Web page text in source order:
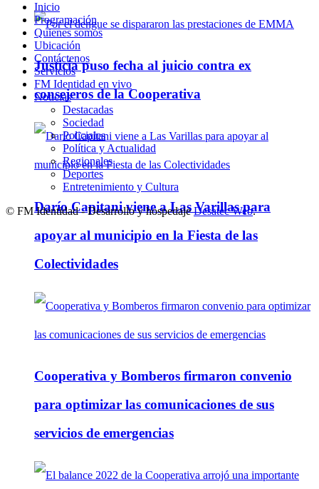
Justicia puso fecha al juicio contra ex
consejeros de la Cooperativa
Darío Capitani viene a Las Varillas para
apoyar al municipio en la Fiesta de las
Colectividades
Cooperativa y Bomberos firmaron convenio
para optimizar las comunicaciones de sus
servicios de emergencias
Inicio
Programación
Quienes somos
Ubicación
Contáctenos
Servicios
FM Identidad en vivo
Noticias
Destacadas
Sociedad
Policiales
Política y Actualidad
Regionales
Deportes
Entretenimiento y Cultura
© FM Identidad - Desarrollo y hospedajeDesatec Web.